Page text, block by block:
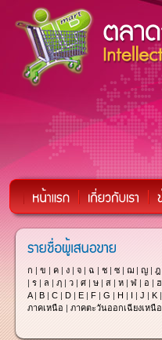
ก | ข | ค | ง | จ | ฉ | ช | ซ | ฌ | ญ | ฎ
| ร | ล | ฦ | ว | ศ | ษ | ส | ห | ฬ | อ | ฮ
A| B | C | D | E | F | G | H | I | J | K |
ภาคเหนือ | ภาคตะวันออกเฉียงเหนือ